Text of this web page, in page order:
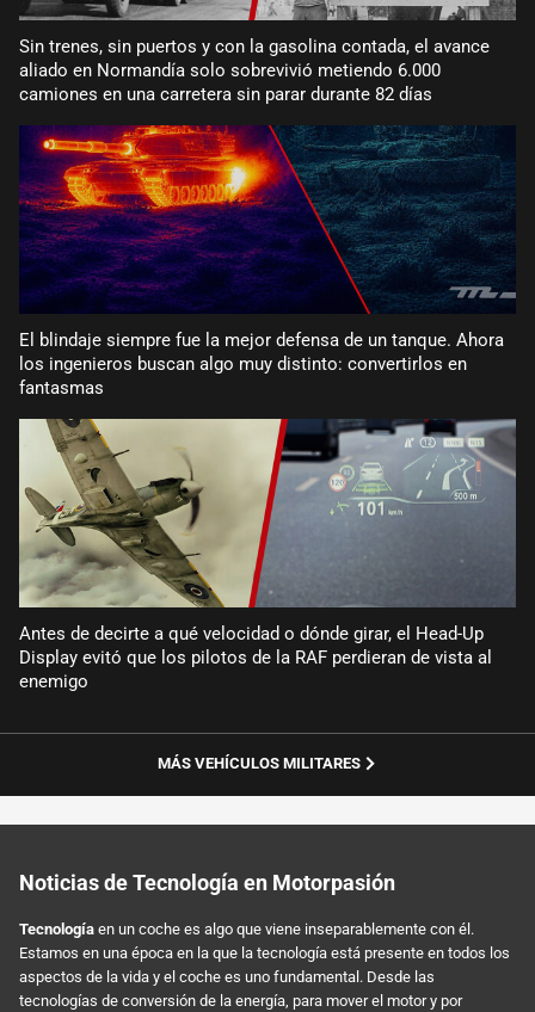
Sin trenes, sin puertos y con la gasolina contada, el avance
aliado en Normandía solo sobrevivió metiendo 6.000
camiones en una carretera sin parar durante 82 días
El blindaje siempre fue la mejor defensa de un tanque. Ahora
los ingenieros buscan algo muy distinto: convertirlos en
fantasmas
Antes de decirte a qué velocidad o dónde girar, el Head-Up
Display evitó que los pilotos de la RAF perdieran de vista al
enemigo
MÁS VEHÍCULOS MILITARES
Noticias de Tecnología en Motorpasión
Tecnología en un coche es algo que viene inseparablemente con él.
Estamos en una época en la que la tecnología está presente en todos los
aspectos de la vida y el coche es uno fundamental. Desde las
tecnologías de conversión de la energía, para mover el motor y por